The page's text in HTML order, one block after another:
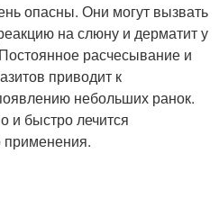
опасны. Они могут вызвать
на слюну и дерматит у
расчесывание и
приводит к
небольших ранок.
и быстро лечится
применения.